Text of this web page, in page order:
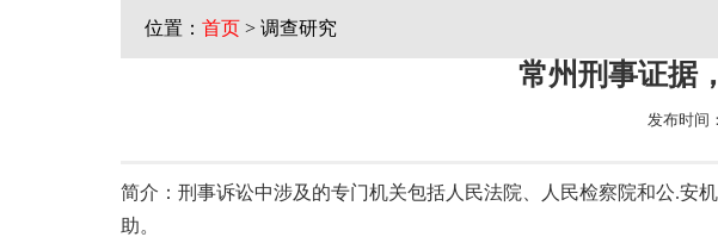
位置： 首页> 调查研究
常州刑事证据
发布时间
简介：刑事诉讼中涉及的专门机关包括人民法院、人民检察院和公.安
助。